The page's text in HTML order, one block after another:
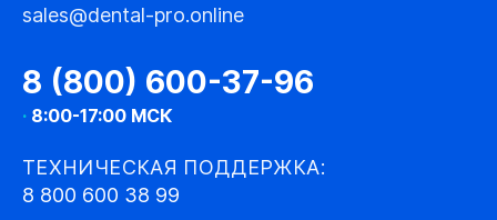
sales@dental-pro.online
8 (800) 600-37-96
· 8:00-17:00 МСК
ТЕХНИЧЕСКАЯ ПОДДЕРЖКА:
8 800 600 38 99